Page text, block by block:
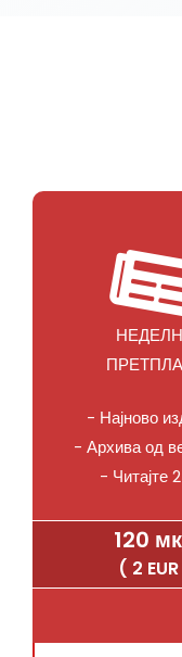
- Најново
- Архива од
- Читајте
120
( 2